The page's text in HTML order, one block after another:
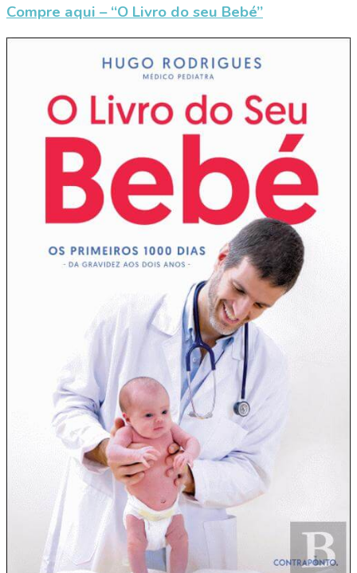
Compre aqui – “O Livro do seu Bebé”